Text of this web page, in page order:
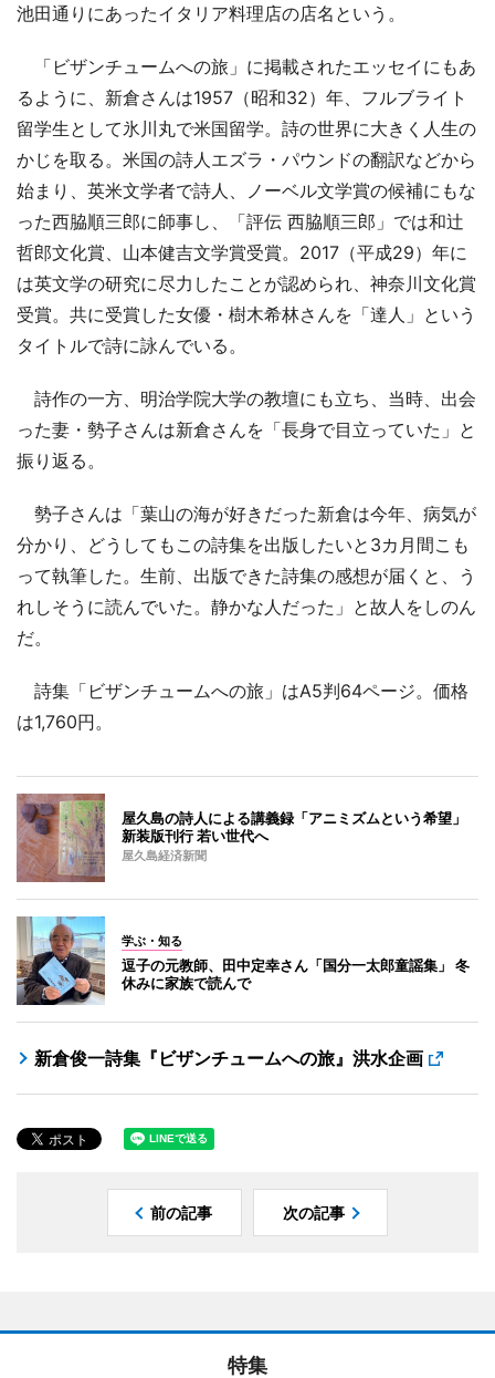
池田通りにあったイタリア料理店の店名という。
「ビザンチュームへの旅」に掲載されたエッセイにもあ
るように、新倉さんは1957（昭和32）年、フルブライト
留学生として氷川丸で米国留学。詩の世界に大きく人生の
かじを取る。米国の詩人エズラ・パウンドの翻訳などから
始まり、英米文学者で詩人、ノーベル文学賞の候補にもな
った西脇順三郎に師事し、「評伝 西脇順三郎」では和辻
哲郎文化賞、山本健吉文学賞受賞。2017（平成29）年に
は英文学の研究に尽力したことが認められ、神奈川文化賞
受賞。共に受賞した女優・樹木希林さんを「達人」という
タイトルで詩に詠んでいる。
詩作の一方、明治学院大学の教壇にも立ち、当時、出会
った妻・勢子さんは新倉さんを「長身で目立っていた」と
振り返る。
勢子さんは「葉山の海が好きだった新倉は今年、病気が
分かり、どうしてもこの詩集を出版したいと3カ月間こも
って執筆した。生前、出版できた詩集の感想が届くと、う
れしそうに読んでいた。静かな人だった」と故人をしのん
だ。
詩集「ビザンチュームへの旅」はA5判64ページ。価格
は1,760円。
屋久島の詩人による講義録「アニミズムという希望」
新装版刊行 若い世代へ
屋久島経済新聞
学ぶ・知る
逗子の元教師、田中定幸さん「国分一太郎童謡集」 冬
休みに家族で読んで
新倉俊一詩集『ビザンチュームへの旅』洪水企画
前の記事 次の記事
特集